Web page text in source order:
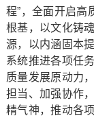
程”，全面开启高
根基，以文化铸
源，以内涵固本
系统推进各项任
质量发展原动力
担当、加强协作
精气神，推动各